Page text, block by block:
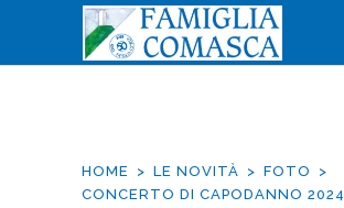
HOME LE NOVITÀ
FOTO
CONCERTO DI CAPODANNO 2024